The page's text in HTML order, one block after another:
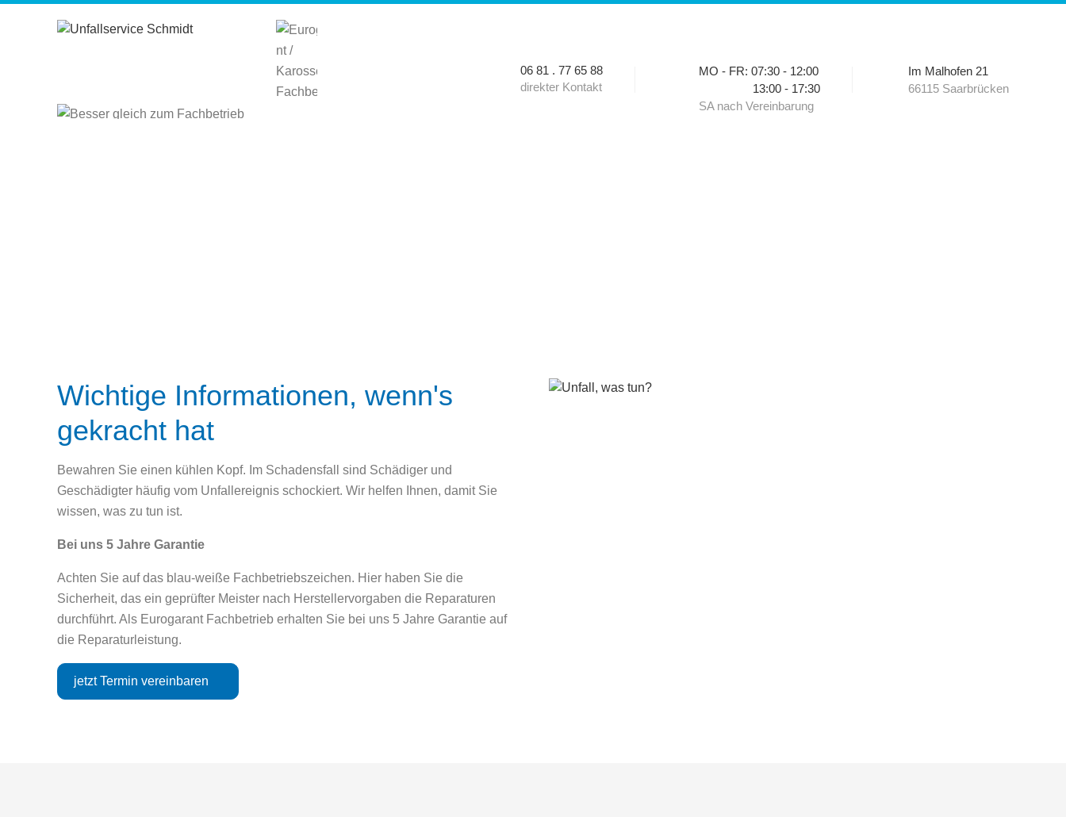
06 81 . 77 65 88
direkter Kontakt
MO - FR: 07:30 - 12:00
13:00 - 17:30
SA nach Vereinbarung
Im Malhofen 21
66115 Saarbrücken
Wichtige Informationen, wenn's
gekracht hat
Bewahren Sie einen kühlen Kopf. Im Schadensfall sind Schädiger und
Geschädigter häufig vom Unfallereignis schockiert. Wir helfen Ihnen, damit Sie
wissen, was zu tun ist.
Bei uns 5 Jahre Garantie
Achten Sie auf das blau-weiße Fachbetriebszeichen. Hier haben Sie die
Sicherheit, das ein geprüfter Meister nach Herstellervorgaben die Reparaturen
durchführt. Als Eurogarant Fachbetrieb erhalten Sie bei uns 5 Jahre Garantie auf
die Reparaturleistung.
jetzt Termin vereinbaren